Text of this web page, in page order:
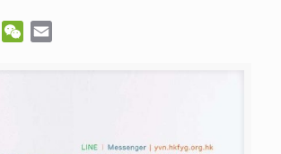
Line WeChat